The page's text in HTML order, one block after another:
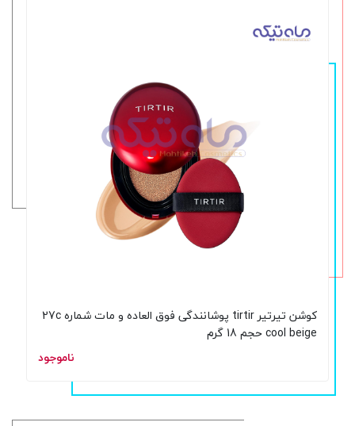
کوشن تیرتیر tirtir پوشانندگی فوق العاده و مات شماره 27c
cool beige حجم 18 گرم
ناموجود